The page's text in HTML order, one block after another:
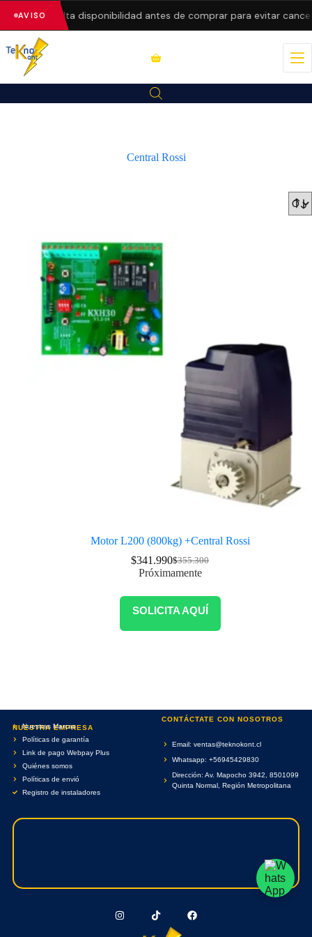
AVISOConsulta disponibilidad antes de comprar para evitar
Central Rossi
Motor L200 (800kg) +Central Rossi
$355.300
$341.990
Próximamente
SOLICITA AQUÍ
NUESTRA EMPRESA
Nuestras Marcas
Políticas de garantía
Link de pago Webpay Plus
Quiénes somos
Políticas de envió
Registro de instaladores
CONTÁCTATE CON NOSOTROS
Email: ventas@teknokont.cl
Whatsapp: +56945429830
Dirección: Av. Mapocho 3942, 8501099
Quinta Normal, Región Metropolitana